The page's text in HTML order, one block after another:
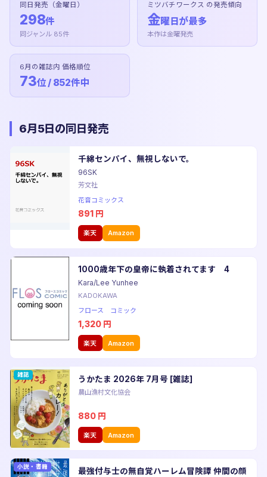
同日発売（金曜日）
298件
同ジャンル 85件
ミツバチワークス の発売傾向
金曜日が最多
本作は金曜発売
6月の雑誌内 価格順位
73位 / 852件中
6月5日の同日発売
千綿センパイ、無視しないで。
96SK
芳文社
花音コミックス
891 円
楽天 Amazon
1000歳年下の皇帝に執着されてます 4
Kara/Lee Yunhee
KADOKAWA
フロース コミック
1,320 円
楽天 Amazon
雑誌 うかたま 2026年 7月号 [雑誌]
農山漁村文化協会
880 円
楽天 Amazon
小説・書籍
最強付与士の無自覚ハーレム冒険譚 仲間の顔